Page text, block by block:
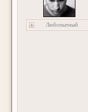
Любопытный